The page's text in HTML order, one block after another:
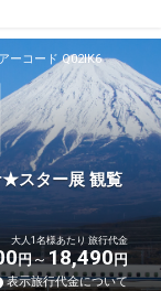
ーコード Q02IK6
スター展 観覧
大人1名様あたり 旅行代金
円 18,490円
表示旅行代金について